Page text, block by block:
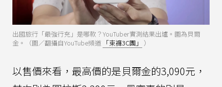
出國旅行「最強行充」是哪款？YouTuber實測結果出爐。圖為貝爾
金。（圖／翻攝自YouTube頻道 「束褲3C團」 ）
以售價來看，最高價的是貝爾金的3,090元，